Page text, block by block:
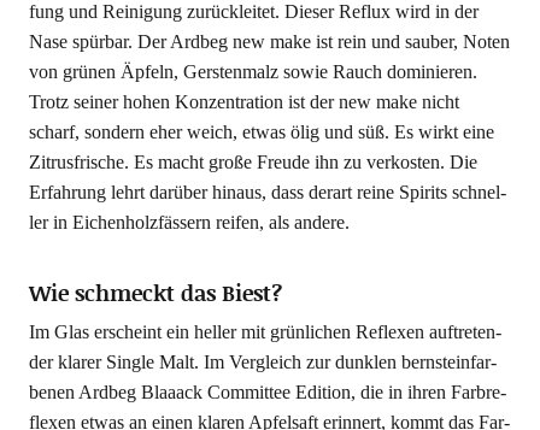
fung und Rei­ni­gung zurück­lei­tet. Die­ser Reflux wird in der
Nase spür­bar. Der Ard­beg new make ist rein und sau­ber, Noten
von grü­nen Äpfeln, Gers­ten­malz sowie Rauch domi­nie­ren.
Trotz sei­ner hohen Kon­zen­tra­ti­on ist der new make nicht
scharf, son­dern eher weich, etwas ölig und süß. Es wirkt eine
Zitrus­fri­sche. Es macht gro­ße Freu­de ihn zu ver­kos­ten. Die
Erfah­rung lehrt dar­über hin­aus, dass der­art rei­ne Spi­rits schnel­
ler in Eichen­holz­fäs­sern rei­fen, als andere.
Wie schmeckt das Biest?
Im Glas erscheint ein hel­ler mit grün­li­chen Refle­xen auf­tre­ten­
der kla­rer Sin­gle Malt. Im Ver­gleich zur dunk­len bern­stein­far­
be­nen Ard­beg Blaaack Com­mit­tee Edi­ti­on, die in ihren Farb­re­
fle­xen etwas an einen kla­ren Apfel­saft erin­nert, kommt das Far­